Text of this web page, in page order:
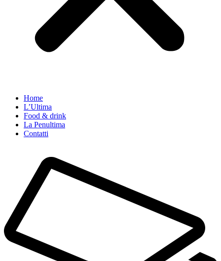
Home
L’Ultima
Food & drink
La Penultima
Contatti